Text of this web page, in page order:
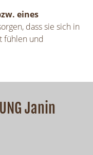
eines
dass sie sich in
fühlen und
Janin